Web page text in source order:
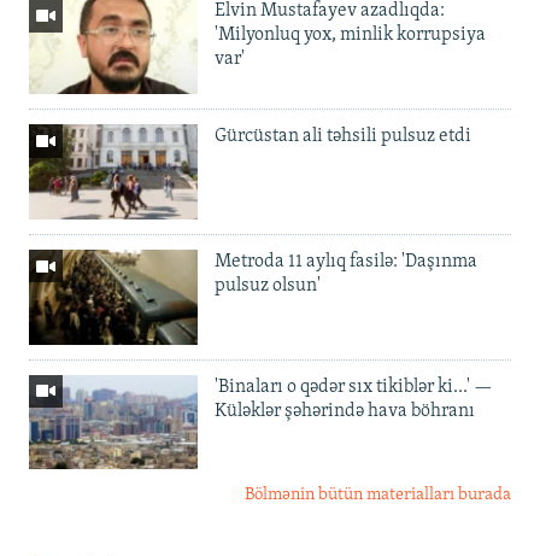
Elvin Mustafayev azadlıqda:
'Milyonluq yox, minlik korrupsiya
var'
Gürcüstan ali təhsili pulsuz etdi
Metroda 11 aylıq fasilə: 'Daşınma
pulsuz olsun'
'Binaları o qədər sıx tikiblər ki...' —
Küləklər şəhərində hava böhranı
Bölmənin bütün materialları burada